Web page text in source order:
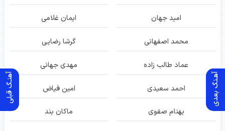
آهنـگ قبلی آهـنگ بعدی
امید جهان ایمان غلامی
محمد اصفهانی گرشا رضایی
عماد طالب زاده مهدی جهانی
احمد سعیدی امین فیاض
بهنام صفوی ماکان بند